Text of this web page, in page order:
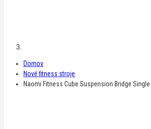
Domov
Nové fitness stroje
Naomi Fitness Cube Suspension Bridge Single L